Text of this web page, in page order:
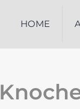
HOME